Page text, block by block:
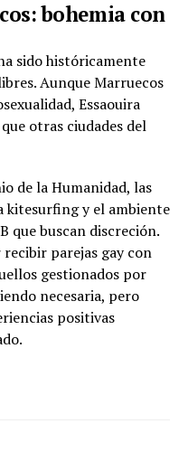
bohemia con
sido históricamente
Aunque Marruecos
Essaouira
otras ciudades del
de la Humanidad, las
kitesurfing y el ambiente
que buscan discreción.
parejas gay con
gestionados por
necesaria, pero
positivas